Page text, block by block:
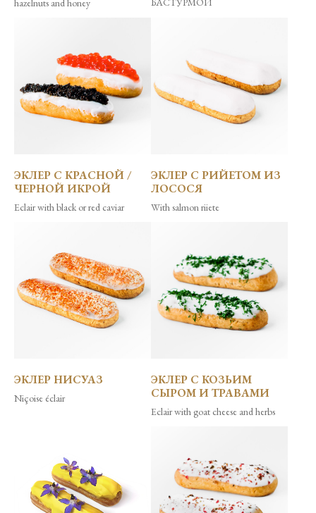
hazelnuts and honey
ЭКЛЕР С КРАСНОЙ /
ЧЕРНОЙ ИКРОЙ
Eclair with black or red caviar
ЭКЛЕР С РИЙЕТОМ ИЗ
ЛОСОСЯ
With salmon riiete
ЭКЛЕР НИСУАЗ
Niçoise éclair
ЭКЛЕР С КОЗЬИМ
СЫРОМ И ТРАВАМИ
Eclair with goat cheese and herbs